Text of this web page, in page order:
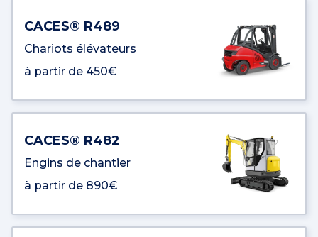
CACES® R489
Chariots élévateurs
à partir de 450€
CACES® R482
Engins de chantier
à partir de 890€